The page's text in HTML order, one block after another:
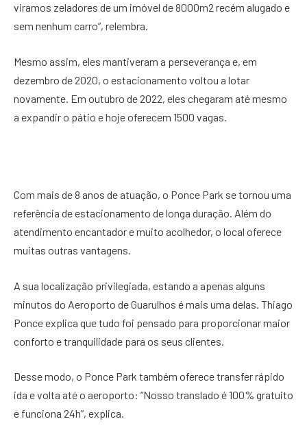
viramos zeladores de um imóvel de 8000m2 recém alugado e
sem nenhum carro”, relembra.
Mesmo assim, eles mantiveram a perseverança e, em
dezembro de 2020, o estacionamento voltou a lotar
novamente. Em outubro de 2022, eles chegaram até mesmo
a expandir o pátio e hoje oferecem 1500 vagas.
Com mais de 8 anos de atuação, o Ponce Park se tornou uma
referência de estacionamento de longa duração. Além do
atendimento encantador e muito acolhedor, o local oferece
muitas outras vantagens.
A sua localização privilegiada, estando a apenas alguns
minutos do Aeroporto de Guarulhos é mais uma delas. Thiago
Ponce explica que tudo foi pensado para proporcionar maior
conforto e tranquilidade para os seus clientes.
Desse modo, o Ponce Park também oferece transfer rápido
ida e volta até o aeroporto: “Nosso translado é 100% gratuito
e funciona 24h”, explica.